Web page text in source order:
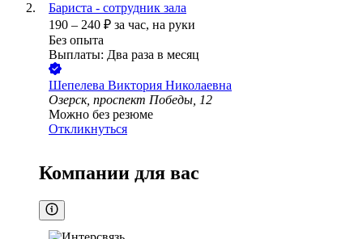
Бариста - сотрудник зала
190 – 240 ₽ за час, на руки
Без опыта
Выплаты: Два раза в месяц
Шепелева Виктория Николаевна
Озерск, проспект Победы, 12
Можно без резюме
Откликнуться
Компании для вас